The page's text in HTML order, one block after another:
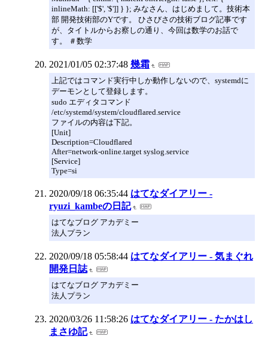
inlineMath: [['$', '$']] } }; みなさん、はじめまして。技術本
部 開発技術部のYです。 ひさびさの技術ブログ記事です
が、タイトルからお察しの通り、今回は数学のお話で
す。 ＃数学
2021/01/05 02:37:48 幾霜
上記ではコマンド実行中しか動作しないので、systemdに
デーモンとして登録します。
sudo エディタコマンド
/etc/systemd/system/cloudflared.service
ファイルの内容は下記。
[Unit]
Description=Cloudflared
After=network-online.target syslog.service
[Service]
Type=si
2020/09/18 06:35:44 はてなダイアリー -
ryuzi_kambeの日記
はてなブログ アカデミー
法人プラン
2020/09/18 05:58:44 はてなダイアリー - 気まぐれ
開発日誌
はてなブログ アカデミー
法人プラン
2020/03/26 11:58:26 はてなダイアリー - たかはし
まさゆ記